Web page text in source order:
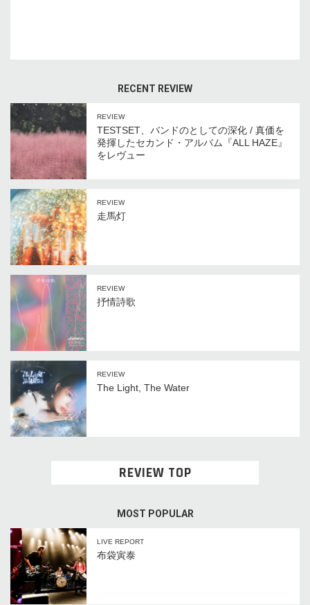
RECENT REVIEW
REVIEW
TESTSET、バンドのとしての深化 / 真価を
発揮したセカンド・アルバム『ALL HAZE』
をレヴュー
REVIEW
走馬灯
REVIEW
抒情詩歌
REVIEW
The Light, The Water
REVIEW TOP
MOST POPULAR
LIVE REPORT
布袋寅泰